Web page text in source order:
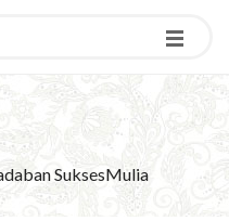
SuksesMulia